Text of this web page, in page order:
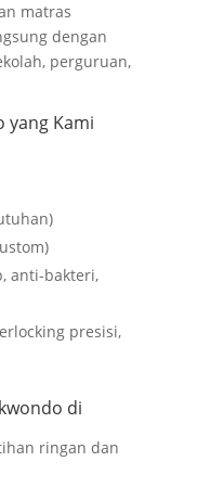
matras
dengan
perguruan,
yang Kami
anti-bakteri,
presisi,
di
ringan dan